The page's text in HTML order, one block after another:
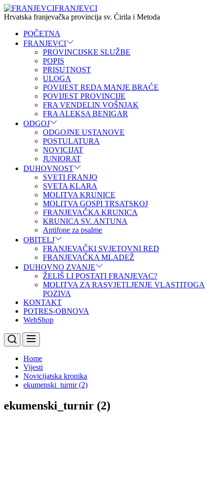
FRANJEVCI
FRANJEVCI
Hrvatska franjevačka provincija sv. Ćirila i Metoda
POČETNA
FRANJEVCI
PROVINCIJSKE SLUŽBE
POPIS
PRISUTNOST
ULOGA
POVIJEST REDA MANJE BRAĆE
POVIJEST PROVINCIJE
FRA VENDELIN VOŠNJAK
FRA ALEKSA BENIGAR
ODGOJ
ODGOJNE USTANOVE
POSTULATURA
NOVICIJAT
JUNIORAT
DUHOVNOST
SVETI FRANJO
SVETA KLARA
MOLITVA KRUNICE
MOLITVA GOSPI TRSATSKOJ
FRANJEVAČKA KRUNICA
KRUNICA SV. ANTUNA
Antifone za psalme
OBITELJ
FRANJEVAČKI SVJETOVNI RED
FRANJEVAČKA MLADEŽ
DUHOVNO ZVANJE
ŽELIŠ LI POSTATI FRANJEVAC?
MOLITVA ZA RASVJETLJENJE VLASTITOGA
POZIVA
KONTAKT
POTRES-OBNOVA
WebShop
SearchMenu
Home
Vijesti
Novicijatska kronika
ekumenski_turnir (2)
ekumenski_turnir (2)